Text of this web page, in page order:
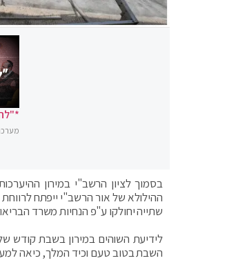
בסמוך לציון הרשב"י במירון
שתייה יחולקו ע"פ הנחיות משרד
לידיעת השוהים במירון בשבת קודש
השבת בטוב טעם וכיד המלך, כיאה